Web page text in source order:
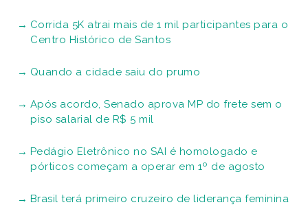
Corrida 5K atrai mais de 1 mil participantes para o
Centro Histórico de Santos
Quando a cidade saiu do prumo
Após acordo, Senado aprova MP do frete sem o
piso salarial de R$ 5 mil
Pedágio Eletrônico no SAI é homologado e
pórticos começam a operar em 1º de agosto
Brasil terá primeiro cruzeiro de liderança feminina